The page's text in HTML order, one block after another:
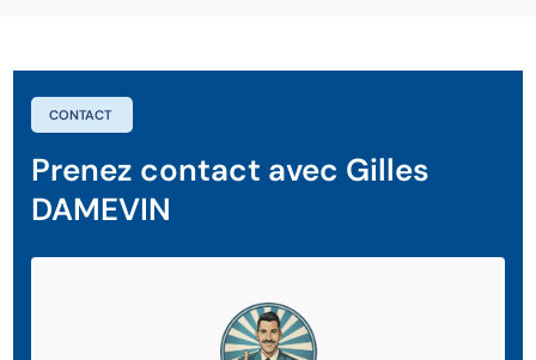
CONTACT
Prenez contact avec Gilles
DAMEVIN